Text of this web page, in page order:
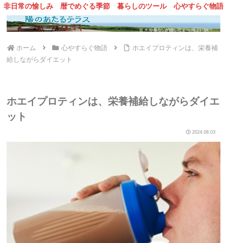
非日常の愉しみ 暦でめぐる季節 暮らしのツール 心やすらぐ物語
ホーム 心やすらぐ物語
ホエイプロティンは、栄養補
給しながらダイエット
ホエイプロティンは、栄養補給しながらダイエ
ット
2024.08.03